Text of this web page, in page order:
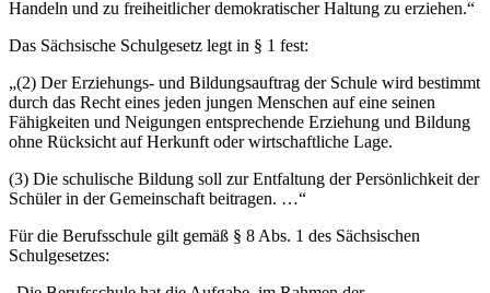
Handeln und zu freiheitlicher demokratischer Haltung zu erziehen.“
Das Sächsische Schulgesetz legt in § 1 fest:
„(2) Der Erziehungs- und Bildungsauftrag der Schule wird bestimmt
durch das Recht eines jeden jungen Menschen auf eine seinen
Fähigkeiten und Neigungen entsprechende Erziehung und Bildung
ohne Rücksicht auf Herkunft oder wirtschaftliche Lage.
(3) Die schulische Bildung soll zur Entfaltung der Persönlichkeit der
Schüler in der Gemeinschaft beitragen. …“
Für die Berufsschule gilt gemäß § 8 Abs. 1 des Sächsischen
Schulgesetzes: